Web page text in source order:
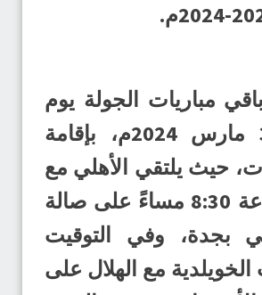
مباريات الجولة يوم
السبت 30 مارس 2024م، بإقامة
حيث يلتقي الأهلي مع
الصفا الساعة 8:30 مساءً على صالة
بجدة، وفي التوقيت
مع الهلال على